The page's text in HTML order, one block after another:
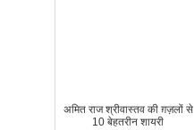
अमित राज श्रीवास्तव की ग़ज़लों से
10 बेहतरीन शायरी